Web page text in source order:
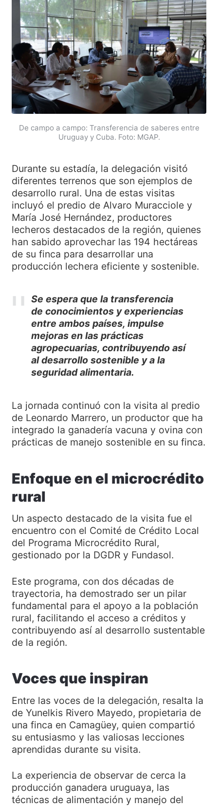
De campo a campo: Transferencia de saberes entre
Uruguay y Cuba. Foto: MGAP.
Durante su estadía, la delegación visitó
diferentes terrenos que son ejemplos de
desarrollo rural. Una de estas visitas
incluyó el predio de Alvaro Muracciole y
María José Hernández, productores
lecheros destacados de la región, quienes
han sabido aprovechar las 194 hectáreas
de su finca para desarrollar una
producción lechera eficiente y sostenible.
Se espera que la transferencia
de conocimientos y experiencias
entre ambos países, impulse
mejoras en las prácticas
agropecuarias, contribuyendo así
al desarrollo sostenible y a la
seguridad alimentaria.
La jornada continuó con la visita al predio
de Leonardo Marrero, un productor que ha
integrado la ganadería vacuna y ovina con
prácticas de manejo sostenible en su finca.
Enfoque en el microcrédito
rural
Un aspecto destacado de la visita fue el
encuentro con el Comité de Crédito Local
del Programa Microcrédito Rural,
gestionado por la DGDR y Fundasol.
Este programa, con dos décadas de
trayectoria, ha demostrado ser un pilar
fundamental para el apoyo a la población
rural, facilitando el acceso a créditos y
contribuyendo así al desarrollo sustentable
de la región.
Voces que inspiran
Entre las voces de la delegación, resalta la
de Yunelkis Rivero Mayedo, propietaria de
una finca en Camagüey, quien compartió
su entusiasmo y las valiosas lecciones
aprendidas durante su visita.
La experiencia de observar de cerca la
producción ganadera uruguaya, las
técnicas de alimentación y manejo del